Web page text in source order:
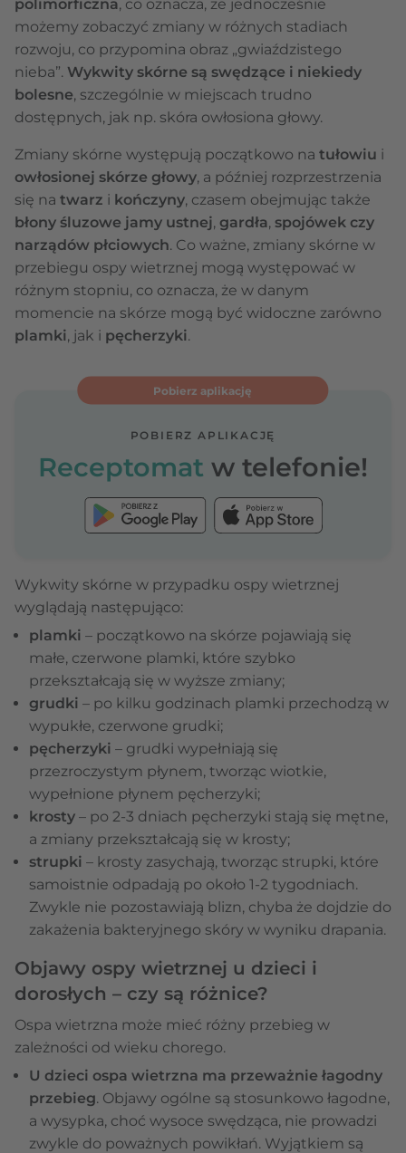
polimorficzna, co oznacza, że jednocześnie
możemy zobaczyć zmiany w różnych stadiach
rozwoju, co przypomina obraz „gwiaździstego
nieba”. Wykwity skórne są swędzące i niekiedy
bolesne, szczególnie w miejscach trudno
dostępnych, jak np. skóra owłosiona głowy.
Zmiany skórne występują początkowo na tułowiu i
owłosionej skórze głowy, a później rozprzestrzenia
się na twarz i kończyny, czasem obejmując także
błony śluzowe jamy ustnej, gardła, spojówek czy
narządów płciowych. Co ważne, zmiany skórne w
przebiegu ospy wietrznej mogą występować w
różnym stopniu, co oznacza, że w danym
momencie na skórze mogą być widoczne zarówno
plamki, jak i pęcherzyki.
Pobierz aplikację
POBIERZ APLIKACJĘ
Receptomat w telefonie!
Wykwity skórne w przypadku ospy wietrznej
wyglądają następująco:
plamki – początkowo na skórze pojawiają się
małe, czerwone plamki, które szybko
przekształcają się w wyższe zmiany;
grudki – po kilku godzinach plamki przechodzą w
wypukłe, czerwone grudki;
pęcherzyki – grudki wypełniają się
przezroczystym płynem, tworząc wiotkie,
wypełnione płynem pęcherzyki;
krosty – po 2-3 dniach pęcherzyki stają się mętne,
a zmiany przekształcają się w krosty;
strupki – krosty zasychają, tworząc strupki, które
samoistnie odpadają po około 1-2 tygodniach.
Zwykle nie pozostawiają blizn, chyba że dojdzie do
zakażenia bakteryjnego skóry w wyniku drapania.
Objawy ospy wietrznej u dzieci i
dorosłych – czy są różnice?
Ospa wietrzna może mieć różny przebieg w
zależności od wieku chorego.
U dzieci ospa wietrzna ma przeważnie łagodny
przebieg. Objawy ogólne są stosunkowo łagodne,
a wysypka, choć wysoce swędząca, nie prowadzi
zwykle do poważnych powikłań. Wyjątkiem są